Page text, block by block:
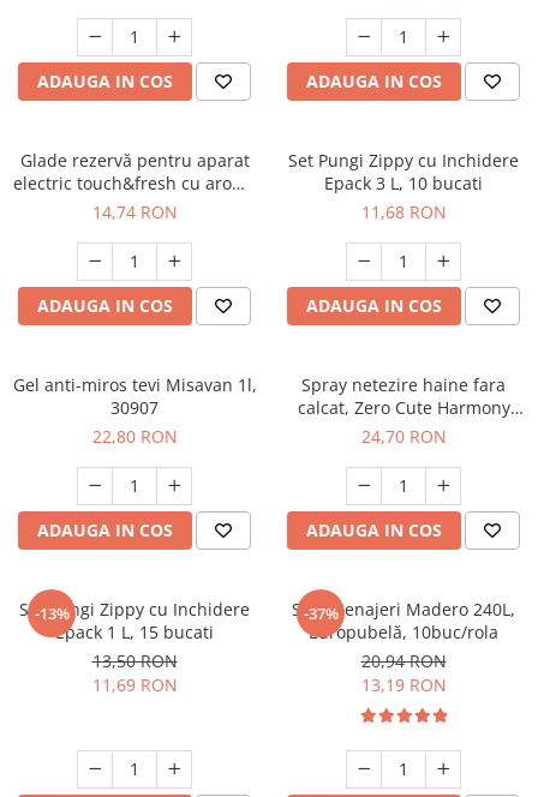
ADAUGA IN COS ADAUGA IN COS
Glade rezervă pentru aparat
electric touch&fresh cu aromă
Marine, 10 g
14,74 RON
ADAUGA IN COS
Set Pungi Zippy cu Inchidere
Epack 3 L, 10 bucati
11,68 RON
ADAUGA IN COS
Gel anti-miros tevi Misavan 1l,
30907
22,80 RON
ADAUGA IN COS
Spray netezire haine fara
calcat, Zero Cute Harmony
Misavan, 500 ml, 90043468
24,70 RON
ADAUGA IN COS
-13%
Set Pungi Zippy cu Inchidere
Epack 1 L, 15 bucati
13,50 RON
11,69 RON
-37%
Saci menajeri Madero 240L,
Europubelă, 10buc/rola
20,94 RON
13,19 RON